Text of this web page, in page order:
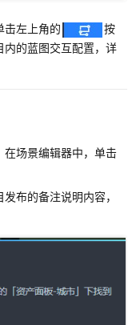
击左上角的
按
内的蓝图交互配置，详
场景编辑器中，单击
布的备注说明内容，